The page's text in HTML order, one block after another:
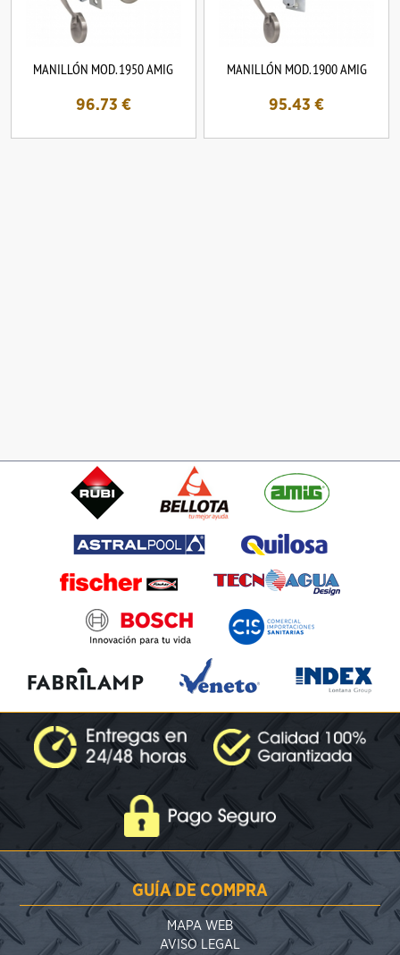
MANILLÓN MOD. 1950 AMIG
96.73 €
MANILLÓN MOD. 1900 AMIG
95.43 €
GUÍA DE COMPRA
MAPA WEB
AVISO LEGAL